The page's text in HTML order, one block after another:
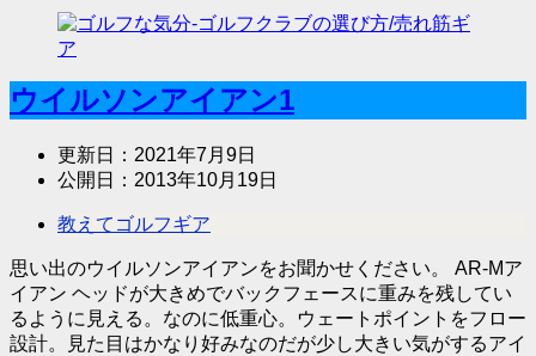
ウイルソンアイアン1
更新日： 2021年7月9日
公開日： 2013年10月19日
教えてゴルフギア
思い出のウイルソンアイアンをお聞かせください。 AR-Mア
イアン ヘッドが大きめでバックフェースに重みを残してい
るように見える。なのに低重心。ウェートポイントをフロー
設計。見た目はかなり好みなのだが少し大きい気がするアイ